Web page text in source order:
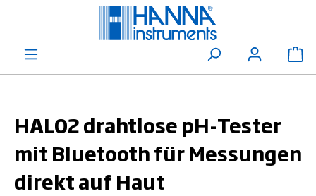
HALO2 drahtlose pH-Tester
mit Bluetooth für Messungen
direkt auf Haut